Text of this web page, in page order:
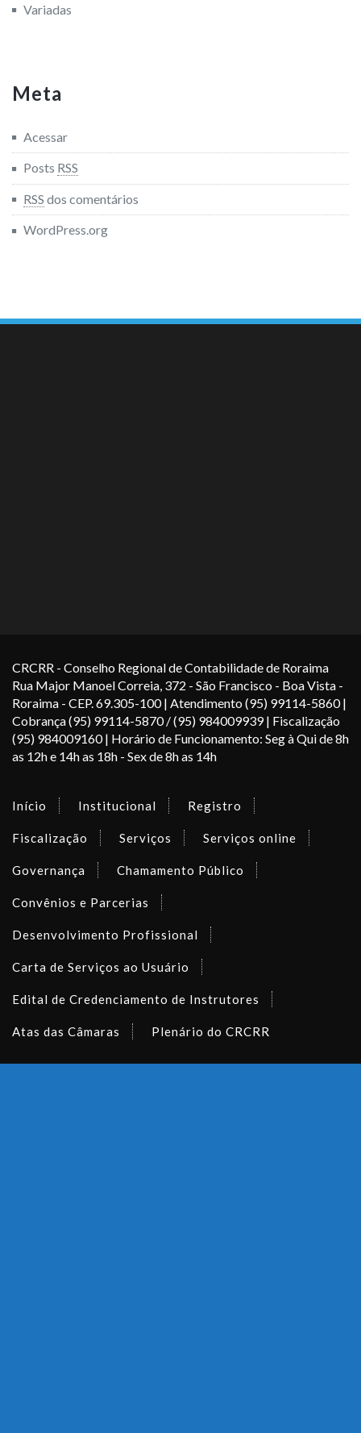
Variadas
Meta
Acessar
Posts RSS
RSS dos comentários
WordPress.org
CRCRR - Conselho Regional de Contabilidade de Roraima
Rua Major Manoel Correia, 372 - São Francisco - Boa Vista -
Roraima - CEP. 69.305-100 | Atendimento (95) 99114-5860 |
Cobrança (95) 99114-5870 / (95) 984009939 | Fiscalização
(95) 984009160 | Horário de Funcionamento: Seg à Qui de 8h
as 12h e 14h as 18h - Sex de 8h as 14h
Início Institucional Registro
Fiscalização Serviços Serviços online
Governança Chamamento Público
Convênios e Parcerias
Desenvolvimento Profissional
Carta de Serviços ao Usuário
Edital de Credenciamento de Instrutores
Atas das Câmaras Plenário do CRCRR